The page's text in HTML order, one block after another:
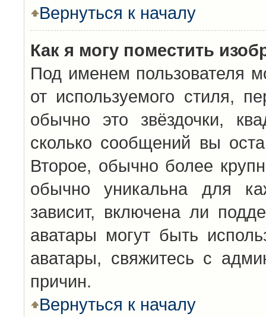
Вернуться к началу
Как я могу поместить
Под именем пользователя
от используемого стиля,
обычно это звёздочки,
сколько сообщений вы
Второе, обычно более
обычно уникальна для
зависит, включена ли
аватары могут быть
аватары, свяжитесь с
причин.
Вернуться к началу